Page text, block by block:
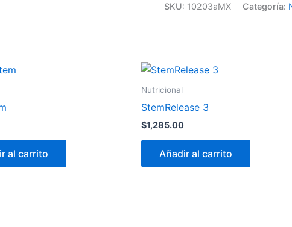
SKU: 10203aMX Categoría:
al carrito
Nutricional
StemRelease 3
$1,285.00
Añadir al carrito